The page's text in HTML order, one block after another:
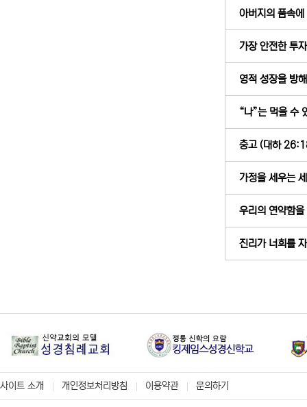
아버지의 품속
가장 안전한 투
영적 성장을 방
“나”는 먹을 수
충고 (대하
가정을 세우는
우리의 연약함
진리가 너희를
사이트 소개 개인정보처리방침 이용약관 문의하기